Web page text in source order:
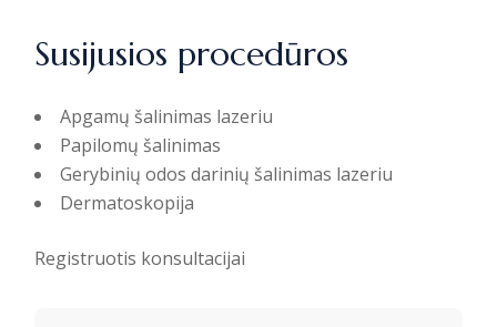
Susijusios procedūros
Apgamų šalinimas lazeriu
Papilomų šalinimas
Gerybinių odos darinių šalinimas lazeriu
Dermatoskopija
Registruotis konsultacijai